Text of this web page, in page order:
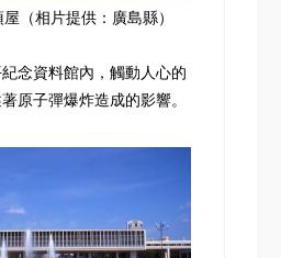
（相片提供：廣島縣）
念資料館內，觸動人心的
原子彈爆炸造成的影響。